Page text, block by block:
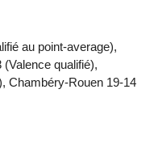
au point-average),
qualifié),
Chambéry-Rouen 19-14